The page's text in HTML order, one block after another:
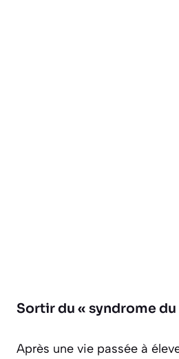
Sortir du « syndrome
Après une vie passée à